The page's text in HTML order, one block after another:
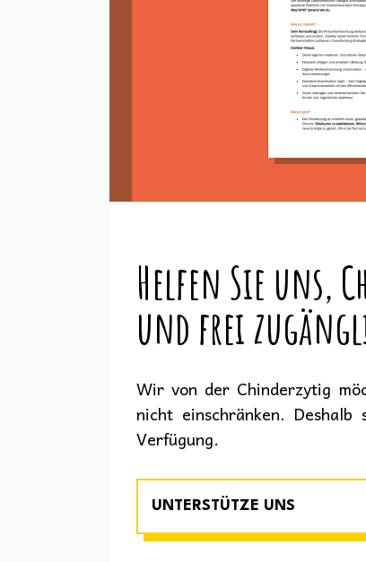
Helfen Sie uns,
und frei
Wir von der Chinderzytig
nicht einschränken.
Verfügung.
UNTERSTÜTZE UNS